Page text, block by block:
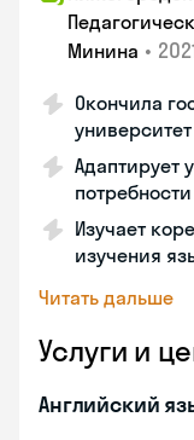
Минина •
Окончила
Адаптирует
Изучает
изучения
Читать дальше
Услуги и
Английский